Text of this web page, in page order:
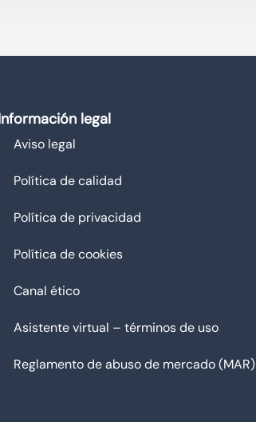
legal
Aviso legal
Política de calidad
Política de privacidad
Política de cookies
Canal ético
Asistente virtual – términos de uso
Reglamento de abuso de mercado (MAR)